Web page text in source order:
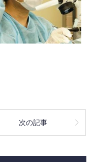
次の記事